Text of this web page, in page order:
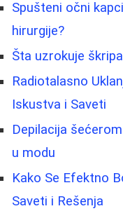
Spušteni očni
hirurgije?
Šta uzrokuje
Radiotalasno
Iskustva i Saveti
Depilacija
u modu
Kako Se Efektno
Saveti i Rešenja